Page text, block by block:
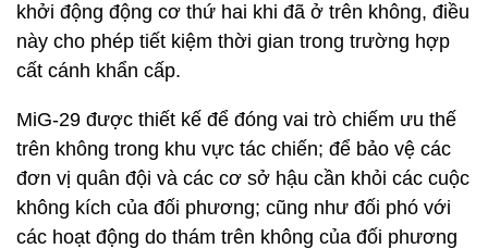
khởi động động cơ thứ hai khi đã ở trên không, điều
này cho phép tiết kiệm thời gian trong trường hợp
cất cánh khẩn cấp.
MiG-29 được thiết kế để đóng vai trò chiếm ưu thế
trên không trong khu vực tác chiến; để bảo vệ các
đơn vị quân đội và các cơ sở hậu cần khỏi các cuộc
không kích của đối phương; cũng như đối phó với
các hoạt động do thám trên không của đối phương